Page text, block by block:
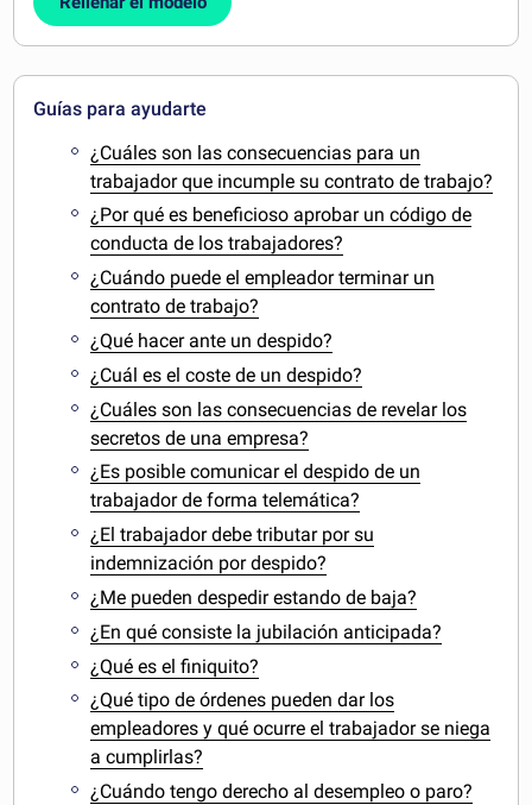
Guías para ayudarte
¿Cuáles son las consecuencias para un
trabajador que incumple su contrato de trabajo?
¿Por qué es beneficioso aprobar un código de
conducta de los trabajadores?
¿Cuándo puede el empleador terminar un
contrato de trabajo?
¿Qué hacer ante un despido?
¿Cuál es el coste de un despido?
¿Cuáles son las consecuencias de revelar los
secretos de una empresa?
¿Es posible comunicar el despido de un
trabajador de forma telemática?
¿El trabajador debe tributar por su
indemnización por despido?
¿Me pueden despedir estando de baja?
¿En qué consiste la jubilación anticipada?
¿Qué es el finiquito?
¿Qué tipo de órdenes pueden dar los
empleadores y qué ocurre el trabajador se niega
a cumplirlas?
¿Cuándo tengo derecho al desempleo o paro?